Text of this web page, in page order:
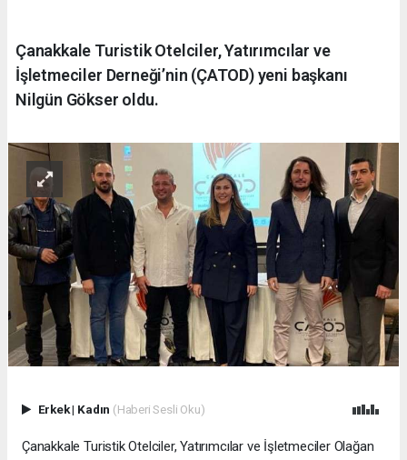
Çanakkale Turistik Otelciler, Yatırımcılar ve
İşletmeciler Derneği’nin (ÇATOD) yeni başkanı
Nilgün Gökser oldu.
Erkek| Kadın (Haberi Sesli Oku)
Çanakkale Turistik Otelciler, Yatırımcılar ve İşletmeciler Olağan